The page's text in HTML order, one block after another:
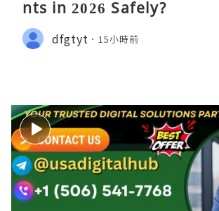
nts in 2026 Safely?
dfgtyt 15小時前